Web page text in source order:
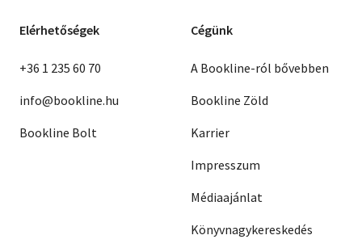
Elérhetőségek
+36 1 235 60 70
info@bookline.hu
Bookline Bolt
Cégünk
A Bookline-ról bővebben
Bookline Zöld
Karrier
Impresszum
Médiaajánlat
Könyvnagykereskedés